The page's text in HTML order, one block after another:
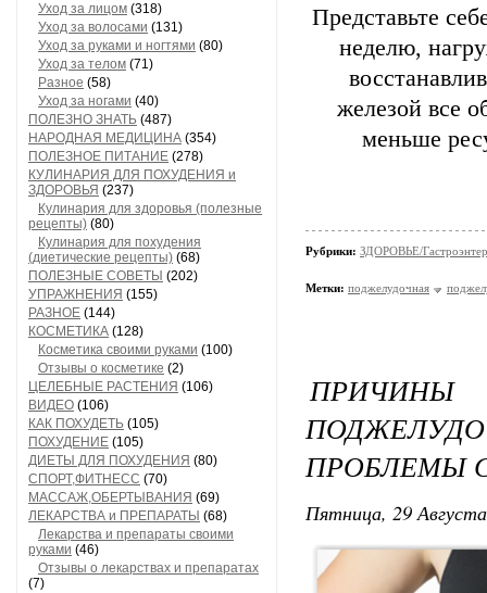
Уход за лицом (318)
Уход за волосами (131)
Уход за руками и ногтями (80)
Уход за телом (71)
Разное (58)
Уход за ногами (40)
ПОЛЕЗНО ЗНАТЬ (487)
НАРОДНАЯ МЕДИЦИНА (354)
ПОЛЕЗНОЕ ПИТАНИЕ (278)
КУЛИНАРИЯ ДЛЯ ПОХУДЕНИЯ и
ЗДОРОВЬЯ (237)
Кулинария для здоровья (полезные
рецепты) (80)
Кулинария для похудения
(диетические рецепты) (68)
ПОЛЕЗНЫЕ СОВЕТЫ (202)
УПРАЖНЕНИЯ (155)
РАЗНОЕ (144)
КОСМЕТИКА (128)
Косметика своими руками (100)
Отзывы о косметике (2)
ЦЕЛЕБНЫЕ РАСТЕНИЯ (106)
ВИДЕО (106)
КАК ПОХУДЕТЬ (105)
ПОХУДЕНИЕ (105)
ДИЕТЫ ДЛЯ ПОХУДЕНИЯ (80)
СПОРТ,ФИТНЕСС (70)
МАССАЖ,ОБЕРТЫВАНИЯ (69)
ЛЕКАРСТВА и ПРЕПАРАТЫ (68)
Лекарства и препараты своими
руками (46)
Отзывы о лекарствах и препаратах
(7)
Представьте
неделю,
железой все
меньше
Рубрики: ЗДОРОВЬЕ/
Метки: поджелудочная
ПРОБЛЕМЫ
Пятница, 29